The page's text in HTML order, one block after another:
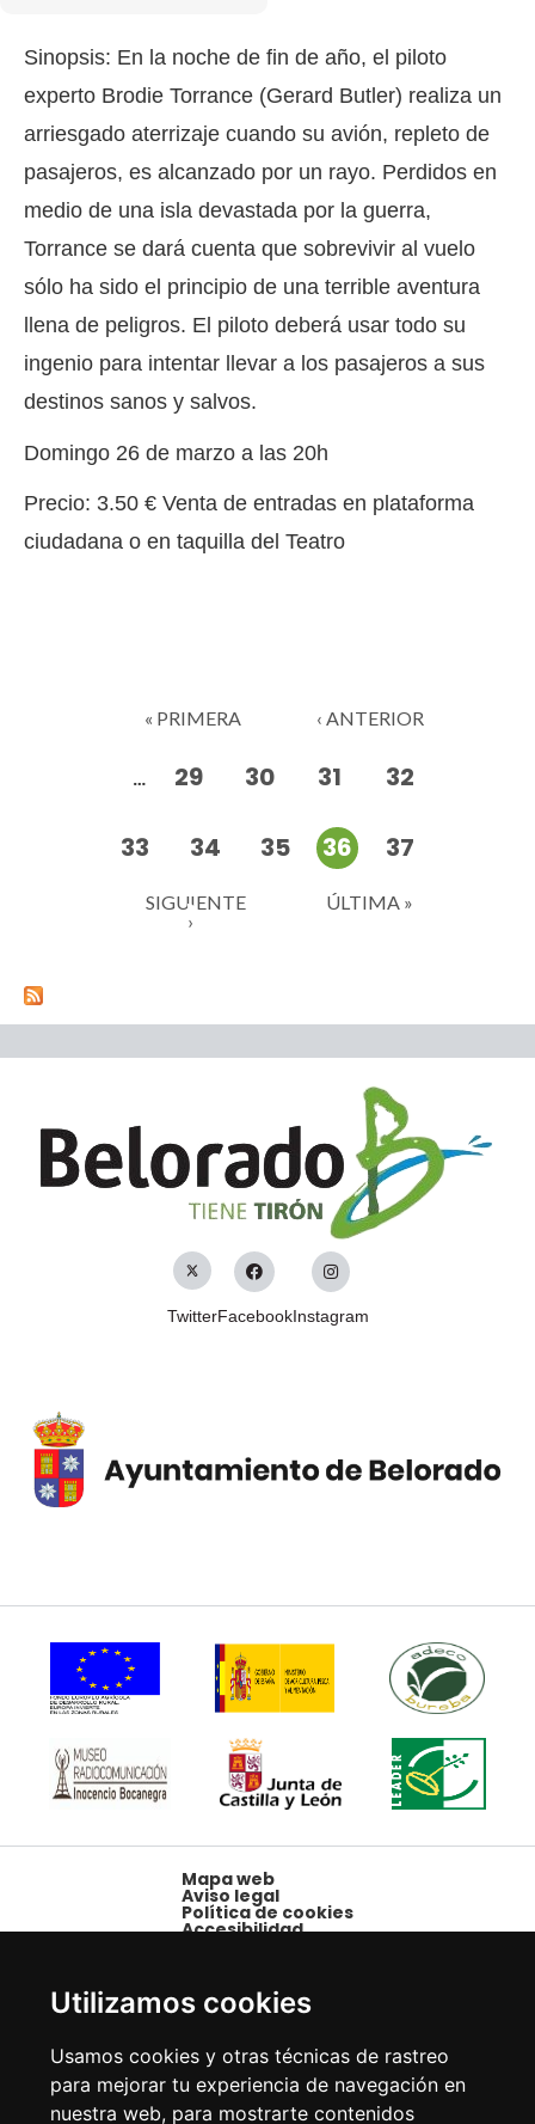
Utilizamos cookies
Usamos cookies y otras técnicas de rastreo
para mejorar tu experiencia de navegación en
nuestra web, para mostrarte contenidos
Sinopsis: En la noche de fin de año, el piloto
experto Brodie Torrance (Gerard Butler) realiza un
arriesgado aterrizaje cuando su avión, repleto de
pasajeros, es alcanzado por un rayo. Perdidos en
medio de una isla devastada por la guerra,
Torrance se dará cuenta que sobrevivir al vuelo
sólo ha sido el principio de una terrible aventura
llena de peligros. El piloto deberá usar todo su
ingenio para intentar llevar a los pasajeros a sus
destinos sanos y salvos.
Domingo 26 de marzo a las 20h
Precio: 3.50 € Venta de entradas en plataforma
ciudadana o en taquilla del Teatro
« PRIMERA ‹ ANTERIOR
… 29 30 31 32
33 34 35 36 37
SIGUIENTE
›
ÚLTIMA »
TwitterFacebookInstagram
Mapa web
Aviso legal
Política de cookies
Accesibilidad
09250 Belorado,
Burgos
Fax: 947 58 10 00